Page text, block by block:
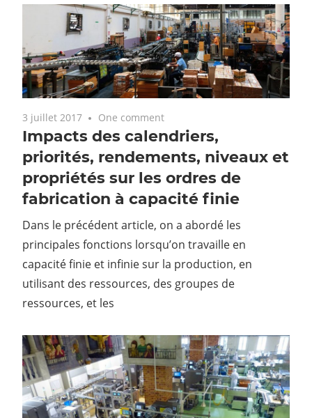
3 juillet 2017 One comment
Impacts des calendriers,
priorités, rendements, niveaux et
propriétés sur les ordres de
fabrication à capacité finie
Dans le précédent article, on a abordé les
principales fonctions lorsqu’on travaille en
capacité finie et infinie sur la production, en
utilisant des ressources, des groupes de
ressources, et les